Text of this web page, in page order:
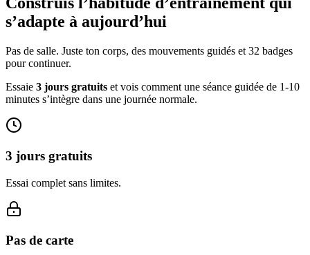
s’adapte à aujourd’hui
Pas de salle. Juste ton corps, des mouvements guidés et 32 badges
pour continuer.
Essaie 3 jours gratuits et vois comment une séance guidée de 1-10
minutes s’intègre dans une journée normale.
3 jours gratuits
Essai complet sans limites.
Pas de carte